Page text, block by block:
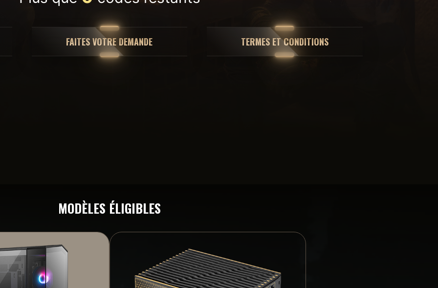
FAITES VOTRE DEMANDE TERMES ET CONDITIONS
MODÈLES ÉLIGIBLES